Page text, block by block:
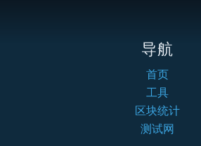
导航
首页
工具
区块统计
测试网